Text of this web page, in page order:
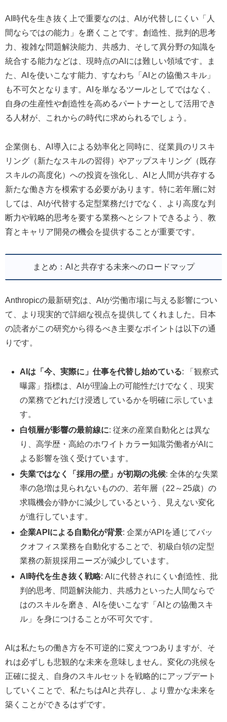
AI時代を生き抜く上で重要なのは、AIが代替しにくい「人
間ならではの能力」を磨くことです。創造性、批判的思考
力、複雑な問題解決能力、共感力、そして異分野の知識を
統合する能力などは、現時点のAIには難しい領域です。ま
た、AIを使いこなす能力、すなわち「AIとの協働スキル」
も不可欠となります。AIを単なるツールとしてではなく、
自身の生産性や創造性を高めるパートナーとして活用でき
る人材が、これからの時代に求められるでしょう。
企業側も、AI導入による効率化と同時に、従業員のリスキ
リング（新たなスキルの習得）やアップスキリング（既存
スキルの高度化）への投資を強化し、AIと人間が共存する
新たな働き方を模索する必要があります。特に若年層に対
しては、AIが代替する定型業務だけでなく、より高度な判
断力や戦略的思考を要する業務へとシフトできるよう、教
育とキャリア開発の機会を提供することが重要です。
まとめ：AIと共存する未来へのロードマップ
Anthropicの最新研究は、AIが労働市場に与える影響につい
て、より現実的で詳細な視点を提供してくれました。日本
の読者がこの研究から得るべき主要なポイントは以下の通
りです。
AIは「今、実際に」仕事を代替し始めている: 「観察式
曝露」指標は、AIが理論上の可能性だけでなく、現実
の業務でどれだけ浸透しているかを明確に示していま
す。
白領層が影響の最前線に: 従来の産業自動化とは異な
り、高学歴・高給のホワイトカラー知識労働者がAIに
よる影響を強く受けています。
失業ではなく「採用の壁」が初期の兆候: 全体的な失業
率の急増は見られないものの、若年層（22～25歳）の
求職機会が静かに減少しているという、見えない変化
が進行しています。
企業APIによる自動化が背景: 企業がAPIを通じてバッ
クオフィス業務を自動化することで、初級白領の定型
業務の新規採用ニーズが減少しています。
AI時代を生き抜く戦略: AIに代替されにくい創造性、批
判的思考、問題解決能力、共感力といった人間ならで
はのスキルを磨き、AIを使いこなす「AIとの協働スキ
ル」を身につけることが不可欠です。
AIは私たちの働き方を不可逆的に変えつつありますが、そ
れは必ずしも悲観的な未来を意味しません。変化の兆候を
正確に捉え、自身のスキルセットを戦略的にアップデート
していくことで、私たちはAIと共存し、より豊かな未来を
築くことができるはずです。